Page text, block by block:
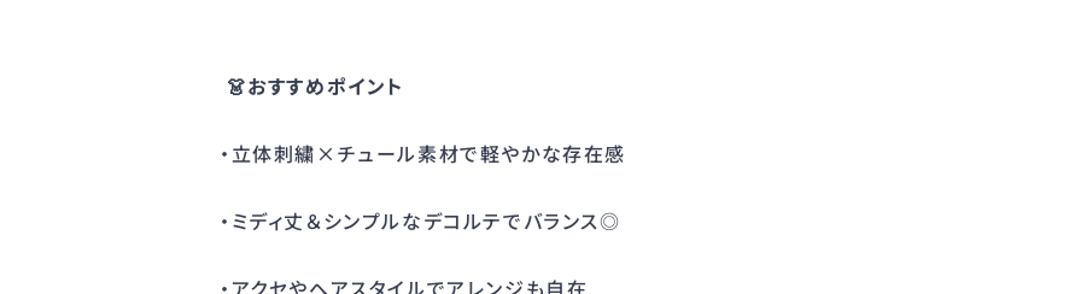
👗おすすめポイント
・立体刺繍×チュール素材で軽やかな存在感
・ミディ丈＆シンプルなデコルテでバランス◎
・アクセやヘアスタイルでアレンジも自在